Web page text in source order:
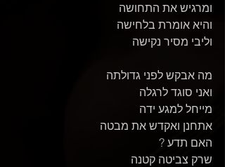
ומרגיש את התחושה
והיא אומרת בלחישה
וליבי מסיר נקישה
מה אבקש לפני גדולתה
ואני סוגד לרגלה
מייחל למגע ידה
אתחנן ואקדש את מבטה
האם תדע ?
שרק צביטה קטנה